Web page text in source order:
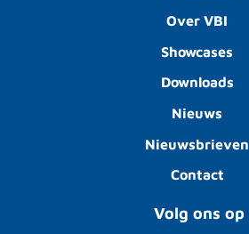
Over VBI
Showcases
Downloads
Nieuws
Nieuwsbrieven
Contact
Volg ons op